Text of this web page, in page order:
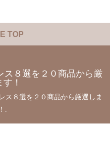
TOP
ス８選を２０商品から厳
！
ス８選を２０商品から厳選しま
.